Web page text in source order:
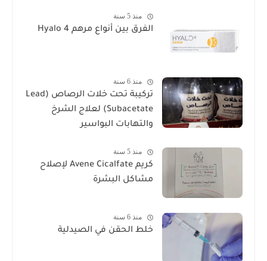
منذ 5 سنة
الفرق بين أنواع مرهم Hyalo 4
منذ 6 سنة
تركيبة تحت خلات الرصاص (Lead
Subacetate) لعلاج الشرخ
والتهابات البواسير
منذ 5 سنة
كريم Avene Cicalfate لإصلاح
مشاكل البشرة
منذ 6 سنة
خلط الحقن في الصيدلية